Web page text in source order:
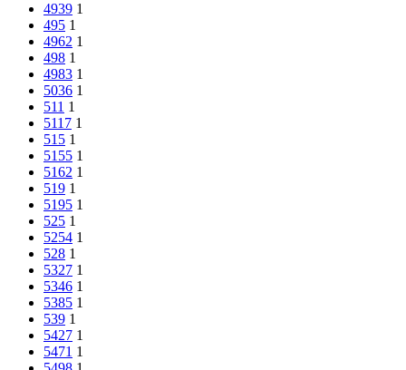
4939 1
495 1
4962 1
498 1
4983 1
5036 1
511 1
5117 1
515 1
5155 1
5162 1
519 1
5195 1
525 1
5254 1
528 1
5327 1
5346 1
5385 1
539 1
5427 1
5471 1